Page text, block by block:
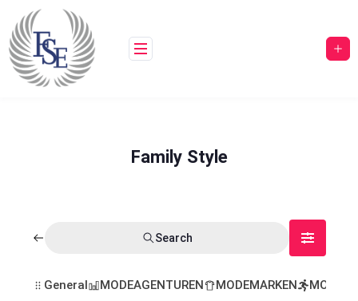
Family Style
Search
General MODEAGENTUREN MODEMARKEN